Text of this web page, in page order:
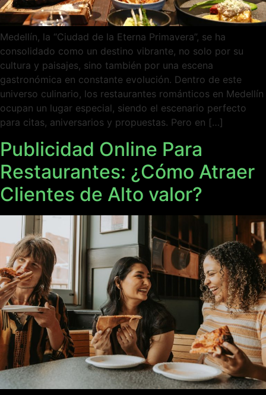
Medellín, la “Ciudad de la Eterna Primavera”, se ha
consolidado como un destino vibrante, no solo por su
cultura y paisajes, sino también por una escena
gastronómica en constante evolución. Dentro de este
universo culinario, los restaurantes románticos en Medellín
ocupan un lugar especial, siendo el escenario perfecto
para citas, aniversarios y propuestas. Pero en […]
Publicidad Online Para
Restaurantes: ¿Cómo Atraer
Clientes de Alto valor?